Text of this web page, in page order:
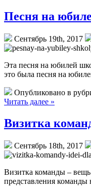
Песня на
Сентябрь 19th, 2017
Эта песня на юбилей
это была песня на
Опубликовано в
Читать далее »
Визитка
Сентябрь 18th, 2017
Визитка команды –
представления команды